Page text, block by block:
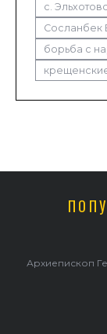
с.
Сосланбек
борьба с
Архиепископ